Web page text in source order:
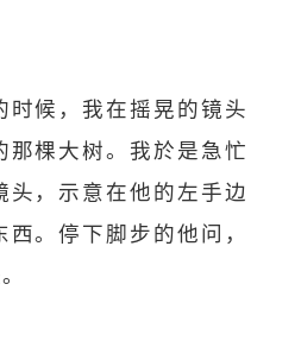
时候，我在摇晃的镜头
那棵大树。我於是急忙
头，示意在他的左手边
。停下脚步的他问，